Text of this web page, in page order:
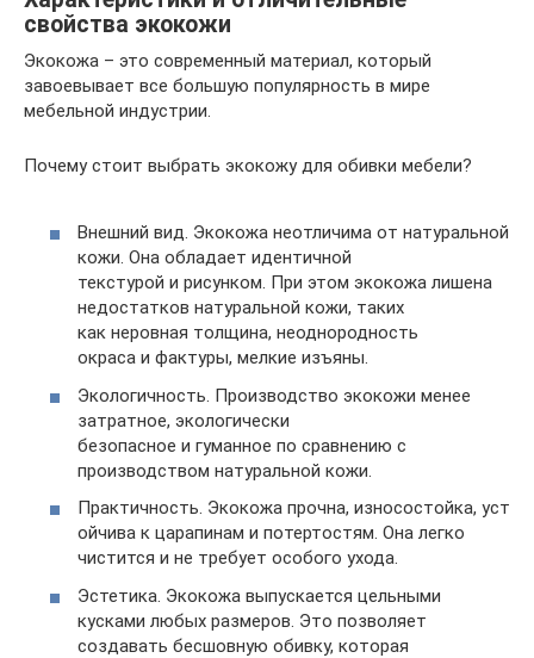
свойства экокожи
Экокожа – это современный материал, который
завоевывает все большую популярность в мире
мебельной индустрии.
Почему стоит выбрать экокожу для обивки мебели?
Внешний вид. Экокожа неотличима от натуральной
кожи. Она обладает идентичной
текстурой и рисунком. При этом экокожа лишена
недостатков натуральной кожи, таких
как неровная толщина, неоднородность
окраса и фактуры, мелкие изъяны.
Экологичность. Производство экокожи менее
затратное, экологически
безопасное и гуманное по сравнению с
производством натуральной кожи.
Практичность. Экокожа прочна, износостойка, уст
ойчива к царапинам и потертостям. Она легко
чистится и не требует особого ухода.
Эстетика. Экокожа выпускается цельными
кусками любых размеров. Это позволяет
создавать бесшовную обивку, которая